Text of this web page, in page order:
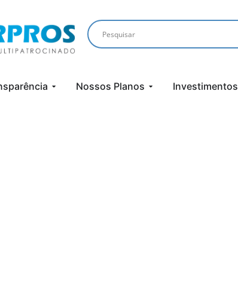
Nossos Planos Investimentos